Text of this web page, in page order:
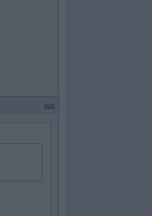
#542